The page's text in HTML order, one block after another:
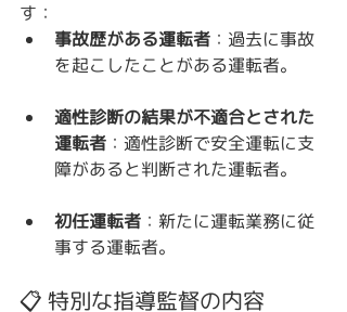
す：
事故歴がある運転者 ：過去に事故
を起こしたことがある運転者。
適性診断の結果が不適合とされた
運転者 ：適性診断で安全運転に支
障があると判断された運転者。
初任運転者 ：新たに運転業務に従
事する運転者。
📋 特別な指導監督の内容